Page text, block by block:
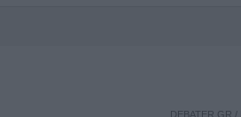
DEBATER.GR /